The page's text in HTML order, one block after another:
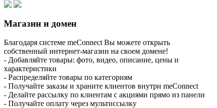
Магазин и домен
Благодаря системе meConnect Вы можете открыть
собственный интернет-магазин на своем домене!
- Добавляйте товары: фото, видео, описание, цены и
характеристики
- Распределяйте товары по категориям
- Получайте заказы и храните клиентов внутри meConnect
- Делайте рассылку по клиентам с акциями прямо из панели
- Получайте оплату через мультиссылку